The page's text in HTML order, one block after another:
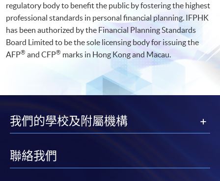
regulatory body to benefit the public by fostering the highest
professional standards in personal financial planning. IFPHK
has been authorized by the Financial Planning Standards
Board Limited to be the sole licensing body for issuing the
AFP® and CFP® marks in Hong Kong and Macau.
我們的學校及附屬機構
聯絡我們